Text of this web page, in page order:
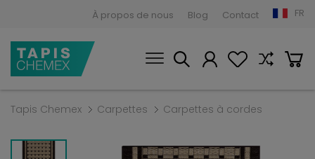
À propos de nous Blog Contact FR
Tapis Chemex Carpettes Carpettes à cordes